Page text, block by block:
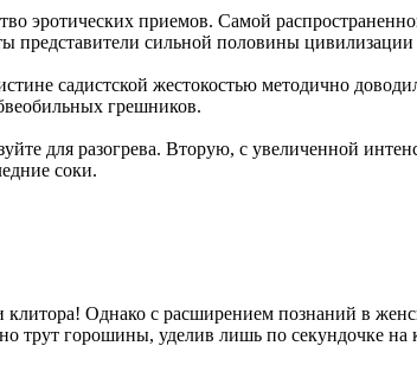
эротических приемов. Самой
представители сильной половины
садистской жестокостью методично
грешников.
для разогрева. Вторую, с увеличенной
соки.
Однако с расширением познаний в
горошины, уделив лишь по секундочке на